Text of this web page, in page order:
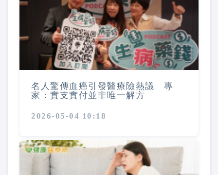
名人驚傳血癌引發醫療險熱議 專
家：實支實付並非唯一解方
2026-05-04 10:18